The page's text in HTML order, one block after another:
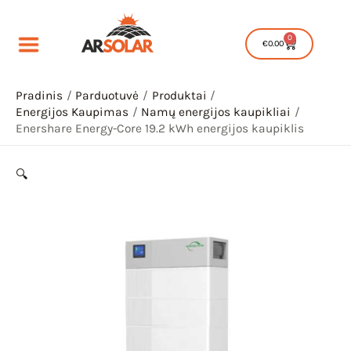
turinio
€0.00
0
Cart
Pradinis Parduotuvė
Produktai
Energijos Kaupimas
Namų energijos kaupikliai
Enershare Energy-Core 19.2 kWh energijos kaupiklis
🔍
Enershare
Core
19.2
kWh
kaupiklis
Core
energijos
kaupiklis